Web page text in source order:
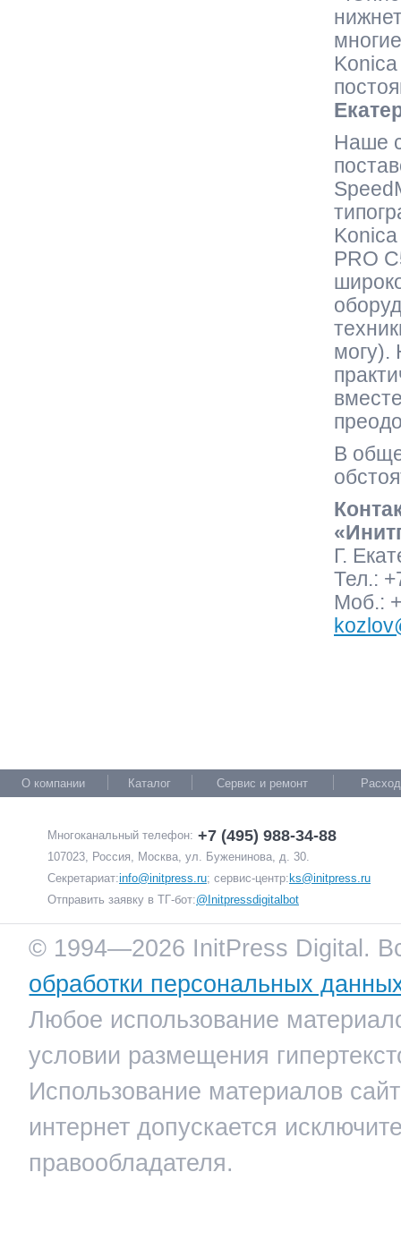
Наше
PRO
могу).
В
Г.
Тел.:
Моб.:
О компании Каталог Сервис и ремонт
Многоканальный телефон: +7 (495) 988-34-88
107023, Россия, Москва, ул. Буженинова, д. 30.
Секретариат:info@initpress.ru; сервис-центр: ks@initpress.ru
Отправить заявку в ТГ-бот:@Initpressdigitalbot
© 1994—2026 InitPress Digital.
обработки персональных
Любое использование
условии размещения
Использование материалов
интернет допускается
правообладателя.